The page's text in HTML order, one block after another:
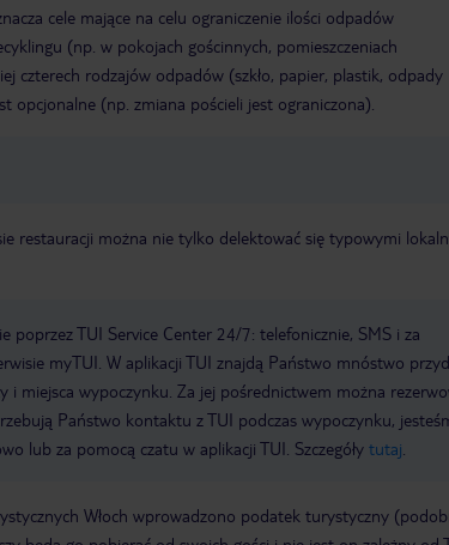
cele mające na celu ograniczenie ilości odpadów
(np. w pokojach gościnnych, pomieszczeniach
czterech rodzajów odpadów (szkło, papier, plastik, odpady
opcjonalne (np. zmiana pościeli jest ograniczona).
restauracji można nie tylko delektować się typowymi
poprzez TUI Service Center 24/7: telefonicznie, SMS i za
myTUI. W aplikacji TUI znajdą Państwo mnóstwo
i miejsca wypoczynku. Za jej pośrednictwem można
Państwo kontaktu z TUI podczas wypoczynku,
lub za pomocą czatu w aplikacji TUI. Szczegóły tutaj
Włoch wprowadzono podatek turystyczny